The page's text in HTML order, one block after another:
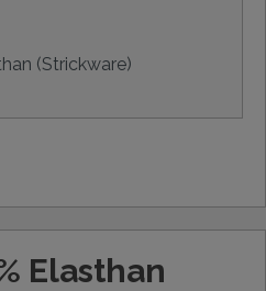
(Strickware)
Elasthan